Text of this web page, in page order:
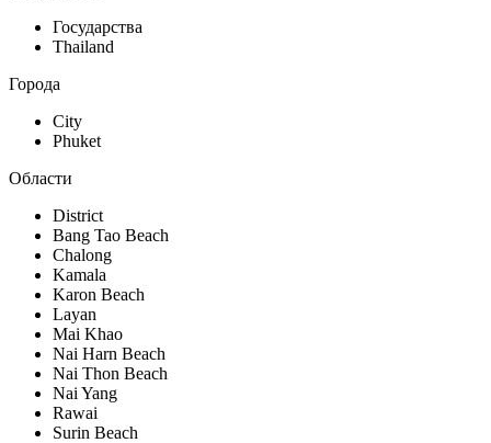
Государства
Thailand
Города
City
Phuket
Области
District
Bang Tao Beach
Chalong
Kamala
Karon Beach
Layan
Mai Khao
Nai Harn Beach
Nai Thon Beach
Nai Yang
Rawai
Surin Beach